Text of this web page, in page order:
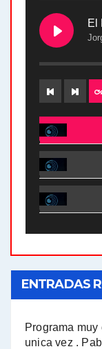
ENTRADAS
Programa
unica vez .